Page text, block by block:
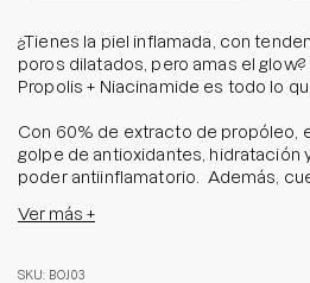
¿Tienes la piel inflamada, con
poros dilatados, pero amas el
Propolis + Niacinamide es todo lo
Con 60% de extracto de propóleo,
golpe de antioxidantes, hidratación
poder antiinflamatorio. Además,
niveles de oleosidad y humedad del
poros.
Ver más +
SKU: BOJ03